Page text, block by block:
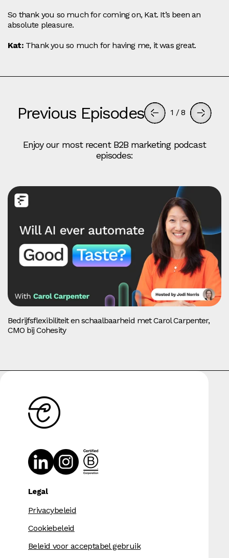
So thank you so much for coming on, Kat. It’s been an
absolute pleasure.
Kat:Thank you so much for having me, it was great.
Previous Episodes 1 /8
Enjoy our most recent B2B marketing podcast
episodes:
Bedrijfsflexibiliteit en schaalbaarheid met Carol Carpenter,
CMO bij Cohesity
Legal
Privacybeleid
Cookiebeleid
Beleid voor acceptabel gebruik